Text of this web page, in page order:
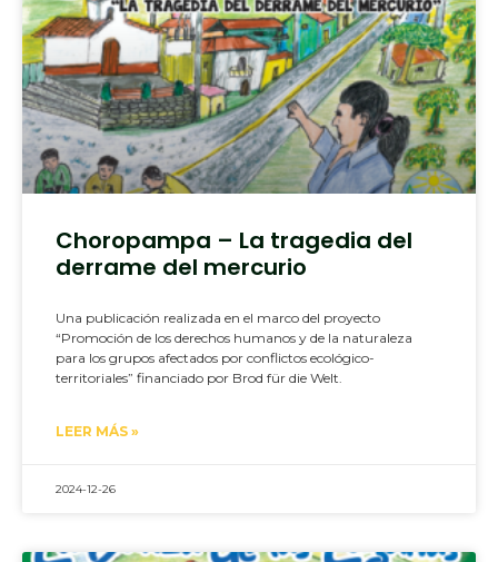
Choropampa – La tragedia del
derrame del mercurio
Una publicación realizada en el marco del proyecto
“Promoción de los derechos humanos y de la naturaleza
para los grupos afectados por conflictos ecológico-
territoriales” financiado por Brod für die Welt.
LEER MÁS »
2024-12-26